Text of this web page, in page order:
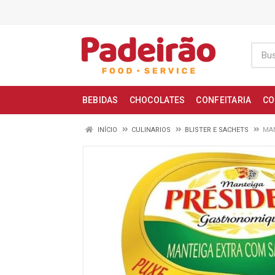
BEBIDAS CHOCOLATES CONFEITARIA
INÍCIO CULINARIOS BLISTER E SACHETS